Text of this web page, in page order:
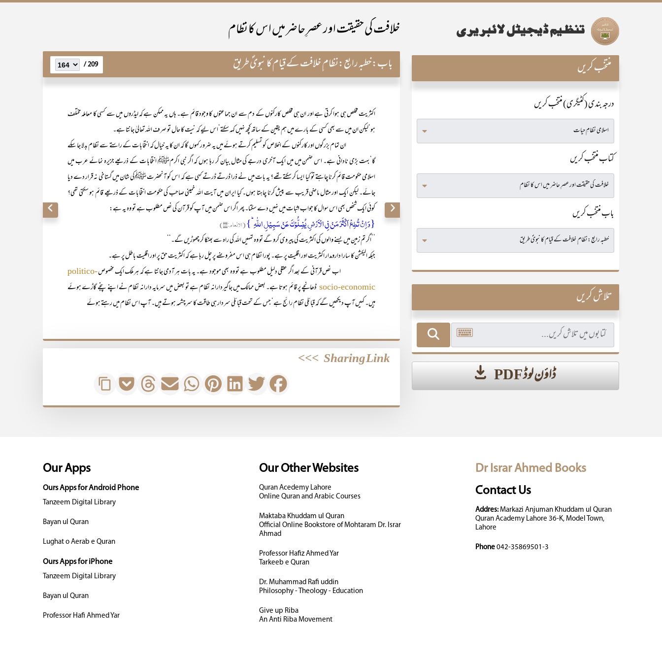
خلافت کی حقیقت اور عصرِ حاضر میں اس کا نظام
باب:خطبہ رابع:نظام ِ خلافت کے قیام کا نبویؐ طریق 209 /
اکثریت مخلص ہی ہوا کرتی ہے اور ان ہی مخلص کارکنوں کے دم سے ان جماعتوں کا وجود قائم ہے۔ ہاں یہ ممکن ہے کہ لیڈروں میں سے کسی کا معاملہ مختلف
ہو‘لیکن ان میں سے بھی کسی کے بارے میں ہم یقین کے ساتھ کچھ نہیں کہہ سکتے‘اس لیے کہ نیت کا حال تو صرف اللہ تعالیٰ جانتا ہے۔
ان تمام بزرگوں اور کارکنوں کے اخلاص کو تسلیم کرتے ہوئے میں یہ ضرور کہوں گا کہ ان کا یہ خیال کہ انتخابات کے راستے سے نظام بدلا جا سکے
گا‘ بہت بڑی نادانی ہے۔ اس ضمن میں میں ایک آخری درجے کی مثال بیان کر رہا ہوں کہ اگر نبی اکرمﷺ انتخابات کے ذریعے جزیرہ نمائے عرب میں
اسلامی حکومت قائم کرنا چاہتے تو کیا ایسا کر سکتے تھے؟ یہ بات میں نے ذرا ڈرتے ڈرتے کہی ہے کہ اس کو آنحضرت ﷺکی شان میں گستاخی نہ قرار دے دیا
جائے۔ لیکن ایک اور مثال ماضی قریب سے پیش کرنا چاہتا ہوں۔ کیا ایران میں آیت اللہ خمینی صاحب کی حکومت انتخابات کے ذریعے قائم ہو سکتی تھی؟
کوئی ایک شخص بھی اس سوال کا جواب اثبات میں نہیں دے سکتا۔ پھر اگر اس ضمن میں آپ کو قرآن کی نص مطلوب ہے تو وہ یہ ہے:
{وَ اِنۡ تُطِعۡ اَکۡثَرَ مَنۡ فِی الۡاَرۡضِ یُضِلُّوۡکَ عَنۡ سَبِیۡلِ اللّٰہِ ؕ}(الانعام:۱۱۶)
’’اگر تم زمین میں بسنے والوں کی اکثریت کی پیروی کرو گے تو وہ تمہیں اللہ کی راہ سے بھٹکا کر چھوڑیں گے۔‘‘
جبکہ الیکشن کا سارا دارومدار اکثریت اور اقلیت پر ہے۔ پورا نظام ہی اس مفروضے پر چل رہا ہے کہ اکثریت حق پر اور اقلیت باطل پر ہے۔
اب نص قرآنی کے بعد اگر عقلی دلیل مطلوب ہے تو وہ بھی موجود ہے۔ یہ بات ہر آدمی جانتا ہے کہ ہر ملک ایک مخصوصpolitico-
socio-economic ڈھانچے پر قائم ہوتا ہے۔ بعض ممالک میں جاگیردارانہ نظام ہے تو بعض میں سرمایہ دارانہ نظام نے اپنے پنجے گاڑے ہوئے
ہیں۔ کہیں آپ دیکھیں گے کہ قبائلی نظام رائج ہے‘ جس کے تحت قبائلی سردار ہی طاقت کا سرچشمہ ہوتے ہیں۔ آپ اس نظام میں رہتے ہوئے
Sharing Link
>>>
منتخب کریں
درجہ بندی (کٹیگری) منتخب کریں
کتاب منتخب کریں
باب منتخب کریں
تلاش کریں
ڈاؤن لوڈ PDF
Dr Israr Ahmed Books
Contact Us
Addres:Markazi Anjuman Khuddam ul Quran
Quran Academy Lahore 36-K, Model Town,
Lahore
Phone 042-35869501-3
Our Other Websites
Quran Acedemy Lahore
Online Quran and Arabic Courses
Maktaba Khuddam ul Quran
Official Online Bookstore of Mohtaram Dr. Israr
Ahmad
Professor Hafiz Ahmed Yar
Tarkeeb e Quran
Dr. Muhammad Rafi uddin
Philosophy - Theology - Education
Give up Riba
An Anti Riba Movement
Our Apps
Ours Apps for Android Phone
Tanzeem Digital Library
Bayan ul Quran
Lughat o Aerab e Quran
Ours Apps for iPhone
Tanzeem Digital Library
Bayan ul Quran
Professor Hafi Ahmed Yar